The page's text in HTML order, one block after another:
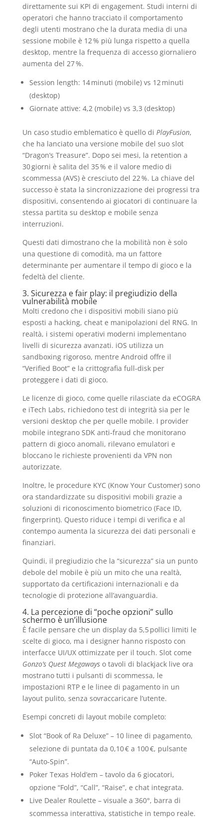
direttamente sui KPI di engagement. Studi interni di
operatori che hanno tracciato il comportamento
degli utenti mostrano che la durata media di una
sessione mobile è 12 % più lunga rispetto a quella
desktop, mentre la frequenza di accesso giornaliero
aumenta del 27 %.
Session length: 14 minuti (mobile) vs 12 minuti
(desktop)
Giornate attive: 4,2 (mobile) vs 3,3 (desktop)
Un caso studio emblematico è quello di PlayFusion,
che ha lanciato una versione mobile del suo slot
“Dragon’s Treasure”. Dopo sei mesi, la retention a
30 giorni è salita del 35 % e il valore medio di
scommessa (AVS) è cresciuto del 22 %. La chiave del
successo è stata la sincronizzazione dei progressi tra
dispositivi, consentendo ai giocatori di continuare la
stessa partita su desktop e mobile senza
interruzioni.
Questi dati dimostrano che la mobilità non è solo
una questione di comodità, ma un fattore
determinante per aumentare il tempo di gioco e la
fedeltà del cliente.
3. Sicurezza e fair play: il pregiudizio della
vulnerabilità mobile
Molti credono che i dispositivi mobili siano più
esposti a hacking, cheat e manipolazioni del RNG. In
realtà, i sistemi operativi moderni implementano
livelli di sicurezza avanzati. iOS utilizza un
sandboxing rigoroso, mentre Android offre il
“Verified Boot” e la crittografia full‑disk per
proteggere i dati di gioco.
Le licenze di gioco, come quelle rilasciate da eCOGRA
e iTech Labs, richiedono test di integrità sia per le
versioni desktop che per quelle mobile. I provider
mobile integrano SDK anti‑fraud che monitorano
pattern di gioco anomali, rilevano emulatori e
bloccano le richieste provenienti da VPN non
autorizzate.
Inoltre, le procedure KYC (Know Your Customer) sono
ora standardizzate su dispositivi mobili grazie a
soluzioni di riconoscimento biometrico (Face ID,
fingerprint). Questo riduce i tempi di verifica e al
contempo aumenta la sicurezza dei dati personali e
finanziari.
Quindi, il pregiudizio che la “sicurezza” sia un punto
debole del mobile è più un mito che una realtà,
supportato da certificazioni internazionali e da
tecnologie di protezione all’avanguardia.
4. La percezione di “poche opzioni” sullo
schermo è un’illusione
È facile pensare che un display da 5,5 pollici limiti le
scelte di gioco, ma i designer hanno risposto con
interfacce UI/UX ottimizzate per il touch. Slot come
Gonzo’s Quest Megawayso tavoli di blackjack live ora
mostrano tutti i pulsanti di scommessa, le
impostazioni RTP e le linee di pagamento in un
layout pulito, senza sovraccaricare l’utente.
Esempi concreti di layout mobile completo:
Slot “Book of Ra Deluxe” – 10 linee di pagamento,
selezione di puntata da 0,10 € a 100 €, pulsante
“Auto‑Spin”.
Poker Texas Hold’em – tavolo da 6 giocatori,
opzione “Fold”, “Call”, “Raise”, e chat integrata.
Live Dealer Roulette – visuale a 360°, barra di
scommessa interattiva, statistiche in tempo reale.